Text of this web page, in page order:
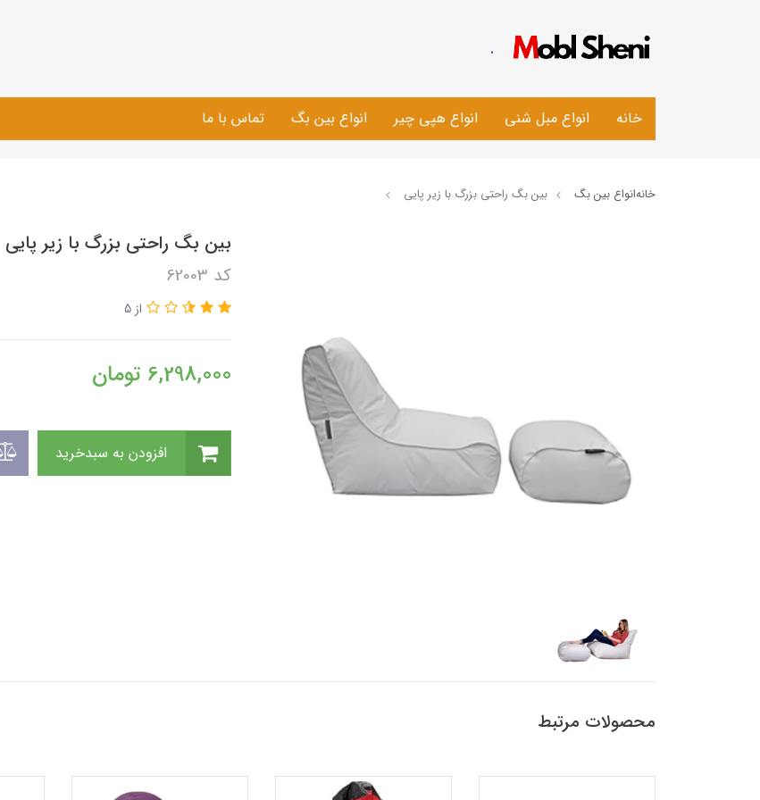
.
خانه انواع مبل شنی انواع هپی چیر انواع بین بگ تماس با ما
خانهانواع بین بگ بین بگ راحتی بزرگ با زیر پایی
بین بگ راحتی بزرگ با زیر پایی
کد 62003
از 5
6,298,000 تومان
محصولات مرتبط